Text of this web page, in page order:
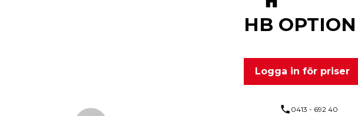
HB
Logga in för priser
phone 0413 - 692 40